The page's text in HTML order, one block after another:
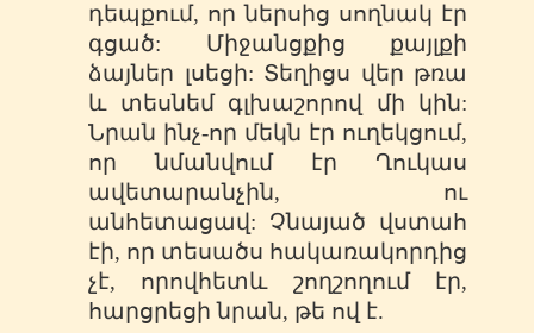
դեպքում, որ ներսից սողնակ էր
գցած: Միջանցքից քայլքի
ձայներ լսեցի: Տեղիցս վեր թռա
և տեսնեմ գլխաշորով մի կին:
Նրան ինչ-որ մեկն էր ուղեկցում,
որ նմանվում էր Ղուկաս
ավետարանչին, ու
անհետացավ: Չնայած վստահ
էի, որ տեսածս հակառակորդից
չէ, որովհետև շողշողում էր,
հարցրեցի նրան, թե ով է.